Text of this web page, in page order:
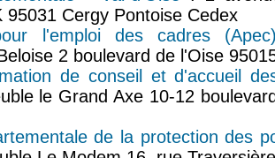
95031 Cergy Pontoise Cedex
l'emploi des cadres
2 boulevard de l'Oise
de conseil et d'accueil
le Grand Axe 10-12
de la protection des